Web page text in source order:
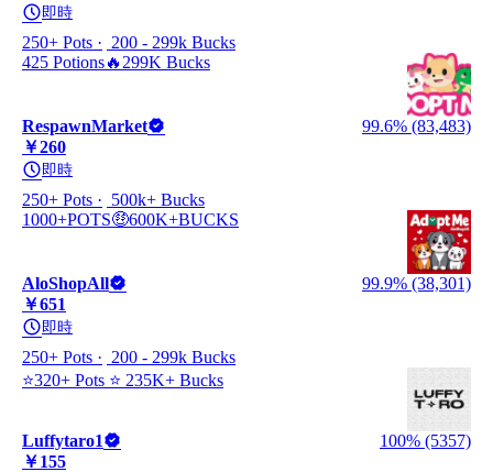
即時
250+ Pots
200 - 299k Bucks
425 Potions🔥299K Bucks
RespawnMarket
99.6% (83,483)
￥260
即時
250+ Pots
500k+ Bucks
1000+POTS🤑600K+BUCKS
AloShopAll
99.9% (38,301)
￥651
即時
250+ Pots
200 - 299k Bucks
⭐320+ Pots ⭐ 235K+ Bucks
Luffytaro1
100% (5357)
￥155